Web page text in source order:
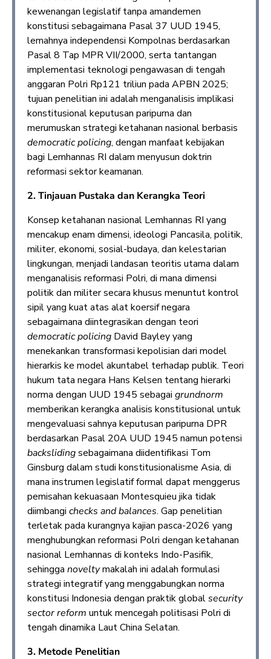
kewenangan legislatif tanpa amandemen
konstitusi sebagaimana Pasal 37 UUD 1945,
lemahnya independensi Kompolnas berdasarkan
Pasal 8 Tap MPR VII/2000, serta tantangan
implementasi teknologi pengawasan di tengah
anggaran Polri Rp121 triliun pada APBN 2025;
tujuan penelitian ini adalah menganalisis implikasi
konstitusional keputusan paripurna dan
merumuskan strategi ketahanan nasional berbasis
democratic policing, dengan manfaat kebijakan
bagi Lemhannas RI dalam menyusun doktrin
reformasi sektor keamanan.
2. Tinjauan Pustaka dan Kerangka Teori
Konsep ketahanan nasional Lemhannas RI yang
mencakup enam dimensi, ideologi Pancasila, politik,
militer, ekonomi, sosial-budaya, dan kelestarian
lingkungan, menjadi landasan teoritis utama dalam
menganalisis reformasi Polri, di mana dimensi
politik dan militer secara khusus menuntut kontrol
sipil yang kuat atas alat koersif negara
sebagaimana diintegrasikan dengan teori
democratic policing David Bayley yang
menekankan transformasi kepolisian dari model
hierarkis ke model akuntabel terhadap publik. Teori
hukum tata negara Hans Kelsen tentang hierarki
norma dengan UUD 1945 sebagai grundnorm
memberikan kerangka analisis konstitusional untuk
mengevaluasi sahnya keputusan paripurna DPR
berdasarkan Pasal 20A UUD 1945 namun potensi
backslidingsebagaimana diidentifikasi Tom
Ginsburg dalam studi konstitusionalisme Asia, di
mana instrumen legislatif formal dapat menggerus
pemisahan kekuasaan Montesquieu jika tidak
diimbangi checks and balances. Gap penelitian
terletak pada kurangnya kajian pasca-2026 yang
menghubungkan reformasi Polri dengan ketahanan
nasional Lemhannas di konteks Indo-Pasifik,
sehingga noveltymakalah ini adalah formulasi
strategi integratif yang menggabungkan norma
konstitusi Indonesia dengan praktik globalsecurity
sector reform untuk mencegah politisasi Polri di
tengah dinamika Laut China Selatan.
3. Metode Penelitian